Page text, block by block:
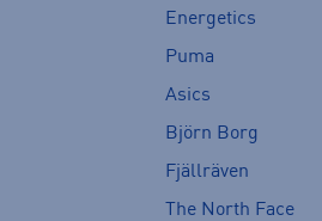
Energetics
Puma
Asics
Björn Borg
Fjällräven
The North Face